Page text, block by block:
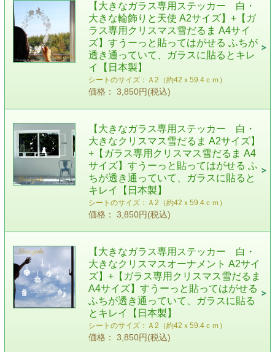
【大きなガラス専用ステッカー 白・
大きな輪飾りと天使 A2サイズ】+【ガ
ラス専用クリスマス雪だるま A4サイ
ズ】すうーっと貼ってはがせる ふちが
透き通っていて、ガラスに貼るとキレ
イ【日本製】
シートのサイズ：Ａ2（約42ｘ59.4ｃｍ）
価格： 3,850円(税込)
【大きなガラス専用ステッカー 白・
大きなクリスマス雪だるま A2サイズ】
+【ガラス専用クリスマス雪だるま A4
サイズ】すうーっと貼ってはがせる ふ
ちが透き通っていて、ガラスに貼ると
キレイ【日本製】
シートのサイズ：Ａ2（約42ｘ59.4ｃｍ）
価格： 3,850円(税込)
【大きなガラス専用ステッカー 白・
大きなクリスマスオーナメント A2サイ
ズ】+【ガラス専用クリスマス雪だるま
A4サイズ】すうーっと貼ってはがせる
ふちが透き通っていて、ガラスに貼る
とキレイ【日本製】
シートのサイズ：Ａ2（約42ｘ59.4ｃｍ）
価格： 3,850円(税込)